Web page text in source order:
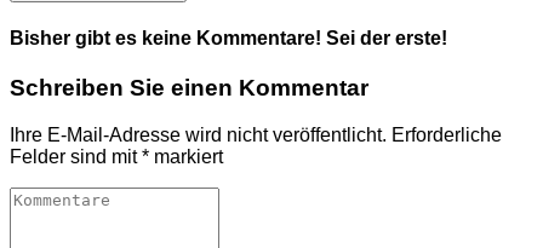
Bisher gibt es keine Kommentare! Sei der erste!
Schreiben Sie einen Kommentar
Ihre E-Mail-Adresse wird nicht veröffentlicht. Erforderliche
Felder sind mit* markiert